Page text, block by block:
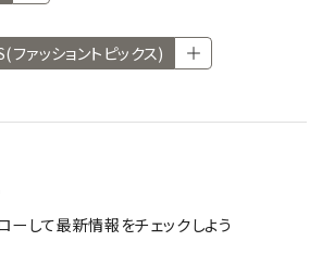
ァッショントピックス)
ーして最新情報をチェックしよう